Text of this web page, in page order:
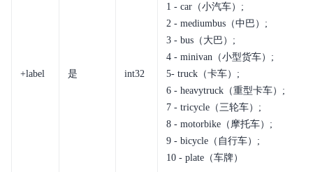
+label 是 int32
1 - car（小汽车）;
2 - mediumbus（中巴）;
3 - bus（大巴）;
4 - minivan（小型货车）;
5- truck（卡车）;
6 - heavytruck（重型卡车）;
7 - tricycle（三轮车）;
8 - motorbike（摩托车）;
9 - bicycle（自行车）;
10 - plate（车牌）